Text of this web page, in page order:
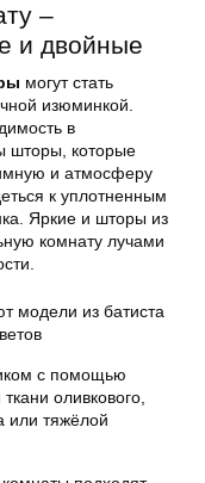
–
и двойные
могут стать
изюминкой.
в
шторы, которые
и атмосферу
к уплотненным
Яркие и шторы из
комнату лучами
модели из батиста
с помощью
оливкового,
или тяжёлой